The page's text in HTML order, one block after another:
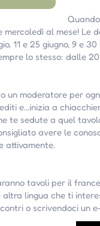
al mese! Le
11 e 25 giugno, 9 e
lo stesso: dalle
moderatore per
e…inizia a
te sedute a quel
avere le
attivamente.
tavoli per il
altra lingua che ti
o scrivendoci un